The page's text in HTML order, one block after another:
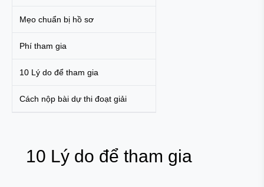
Mẹo chuẩn bị hồ sơ
Phí tham gia
10 Lý do để tham gia
Cách nộp bài dự thi đoạt giải
10 Lý do để tham gia